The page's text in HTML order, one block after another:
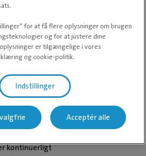
i stigende grad til undersøgelse
er at bryde den onde cirkel med
øget smerte. I nogle tilfælde kan
for at ændre
og løsne smertefulde
kontinuerligt
for at få flere oplysninger om brugen
og for at justere dine
er tilgængelige i vores
og cookie-politik.
Indstillinger
Acceptér alle